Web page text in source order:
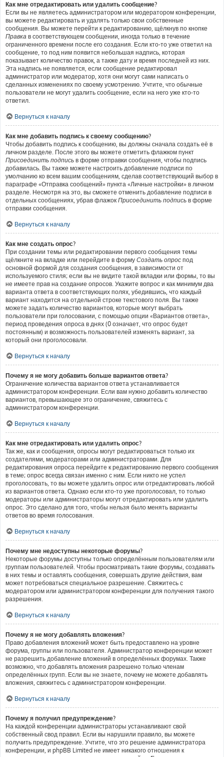
Как мне отредактировать или удалить сообщение?
Если вы не являетесь администратором или модератором конференции,
вы можете редактировать и удалять только свои собственные
сообщения. Вы можете перейти к редактированию, щёлкнув по кнопке
Правка в соответствующем сообщении, иногда только в течение
ограниченного времени после его создания. Если кто-то уже ответил на
сообщение, то под ним появится небольшая надпись, которая
показывает количество правок, а также дату и время последней из них.
Эта надпись не появляется, если сообщение редактировал
администратор или модератор, хотя они могут сами написать о
сделанных изменениях по своему усмотрению. Учтите, что обычные
пользователи не могут удалить сообщение, если на него уже кто-то
ответил.
Вернуться к началу
Как мне добавить подпись к своему сообщению?
Чтобы добавить подпись к сообщению, вы должны сначала создать её в
личном разделе. После этого вы можете отметить флажком пункт
Присоединить подпись в форме отправки сообщения, чтобы подпись
добавилась. Вы также можете настроить добавление подписи по
умолчанию ко всем вашим сообщениям, сделав соответствующий выбор в
параграфе «Отправка сообщений» пункта «Личные настройки» в личном
разделе. Несмотря на это, вы сможете отменить добавление подписи в
отдельных сообщениях, убрав флажок Присоединить подпись в форме
отправки сообщения.
Вернуться к началу
Как мне создать опрос?
При создании темы или редактировании первого сообщения темы
щёлкните на вкладке или перейдите в форму Создать опрос под
основной формой для создания сообщения, в зависимости от
используемого стиля; если вы не видите такой вкладки или формы, то вы
не имеете прав на создание опросов. Укажите вопрос и как минимум два
варианта ответа в соответствующих полях, убедившись, что каждый
вариант находится на отдельной строке текстового поля. Вы также
можете задать количество вариантов, которые могут выбрать
пользователи при голосовании, с помощью опции «Вариантов ответа»,
период проведения опроса в днях (0 означает, что опрос будет
постоянным) и возможность пользователей изменять вариант, за
который они проголосовали.
Вернуться к началу
Почему я не могу добавить больше вариантов ответа?
Ограничение количества вариантов ответа устанавливается
администратором конференции. Если вам нужно добавить количество
вариантов, превышающее это ограничение, свяжитесь с
администратором конференции.
Вернуться к началу
Как мне отредактировать или удалить опрос?
Так же, как и сообщения, опросы могут редактироваться только их
создателями, модераторами или администраторами. Для
редактирования опроса перейдите к редактированию первого сообщения
в теме; опрос всегда связан именно с ним. Если никто не успел
проголосовать, то вы можете удалить опрос или отредактировать любой
из вариантов ответа. Однако если кто-то уже проголосовал, то только
модераторы или администраторы могут отредактировать или удалить
опрос. Это сделано для того, чтобы нельзя было менять варианты
ответов во время голосования.
Вернуться к началу
Почему мне недоступны некоторые форумы?
Некоторые форумы доступны только определённым пользователям или
группам пользователей. Чтобы просматривать такие форумы, создавать
в них темы и оставлять сообщения, совершать другие действия, вам
может потребоваться специальное разрешение. Свяжитесь с
модератором или администратором конференции для получения такого
разрешения.
Вернуться к началу
Почему я не могу добавлять вложения?
Право добавления вложений может быть предоставлено на уровне
форума, группы или пользователя. Администратор конференции может
не разрешить добавление вложений в определённых форумах. Также
возможно, что добавлять вложения разрешено только членам
определённых групп. Если вы не знаете, почему не можете добавлять
вложения, свяжитесь с администратором конференции.
Вернуться к началу
Почему я получил предупреждение?
На каждой конференции администраторы устанавливают свой
собственный свод правил. Если вы нарушили правило, вы можете
получить предупреждение. Учтите, что это решение администратора
конференции, и phpBB Limited не имеет никакого отношения к